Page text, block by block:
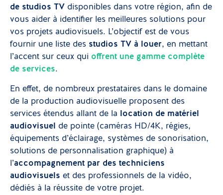
de studios TV disponibles dans votre région, afin de
vous aider à identifier les meilleures solutions pour
vos projets audiovisuels. L’objectif est de vous
fournir une liste des studios TV à louer, en mettant
l’accent sur ceux qui offrent une gamme complète
de services.
En effet, de nombreux prestataires dans le domaine
de la production audiovisuelle proposent des
services étendus allant de la
location de matériel
audiovisuel
de pointe (caméras HD/4K, régies,
équipements d’éclairage, systèmes de sonorisation,
solutions de personnalisation graphique) à
l’accompagnement par des techniciens
audiovisuels et des professionnels de la vidéo,
dédiés à la réussite de votre projet.